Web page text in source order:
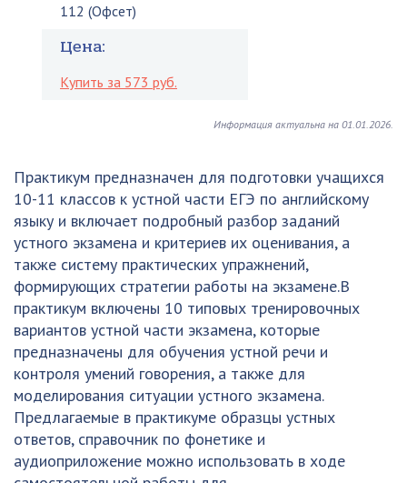
112 (Офсет)
Цена:
Купить за 573 руб.
Информация актуальна на 01.01.2026.
Практикум предназначен для подготовки учащихся
10-11 классов к устной части ЕГЭ по английскому
языку и включает подробный разбор заданий
устного экзамена и критериев их оценивания, а
также систему практических упражнений,
формирующих стратегии работы на экзамене.В
практикум включены 10 типовых тренировочных
вариантов устной части экзамена, которые
предназначены для обучения устной речи и
контроля умений говорения, а также для
моделирования ситуации устного экзамена.
Предлагаемые в практикуме образцы устных
ответов, справочник по фонетике и
аудиоприложение можно использовать в ходе